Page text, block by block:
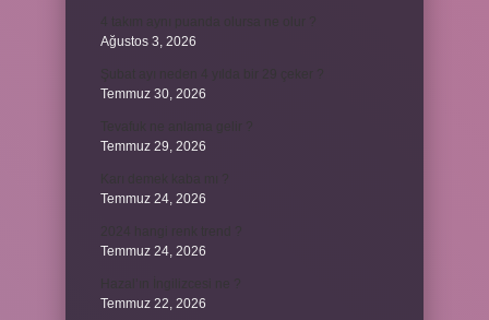
Ağustos 3, 2026
Temmuz 30, 2026
Temmuz 29, 2026
Temmuz 24, 2026
Temmuz 24, 2026
Temmuz 22, 2026